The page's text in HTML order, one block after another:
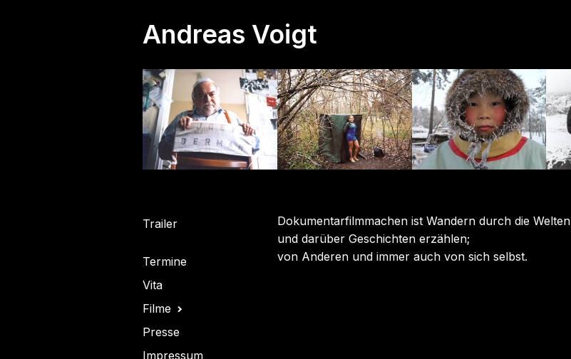
Andreas Voigt
Trailer
Termine
Vita
Filme
Presse
Impressum
Dokumentar­film­machen ist Wandern durch die Welten
und darüber Geschichten erzählen;
von Anderen und immer auch von sich selbst.